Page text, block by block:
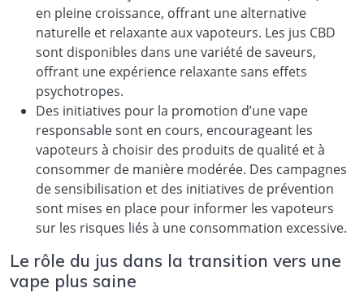
en pleine croissance, offrant une alternative
naturelle et relaxante aux vapoteurs. Les jus CBD
sont disponibles dans une variété de saveurs,
offrant une expérience relaxante sans effets
psychotropes.
Des initiatives pour la promotion d’une vape
responsable sont en cours, encourageant les
vapoteurs à choisir des produits de qualité et à
consommer de manière modérée. Des campagnes
de sensibilisation et des initiatives de prévention
sont mises en place pour informer les vapoteurs
sur les risques liés à une consommation excessive.
Le rôle du jus dans la transition vers une
vape plus saine